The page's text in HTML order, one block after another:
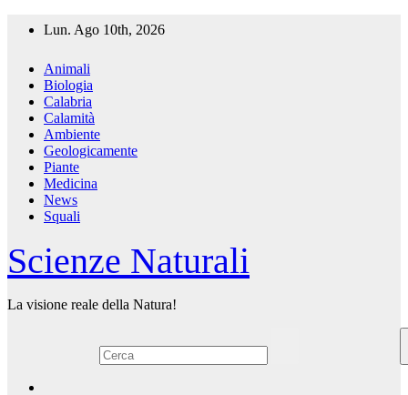
Lun. Ago 10th, 2026
Animali
Biologia
Calabria
Calamità
Ambiente
Geologicamente
Piante
Medicina
News
Squali
Scienze Naturali
La visione reale della Natura!